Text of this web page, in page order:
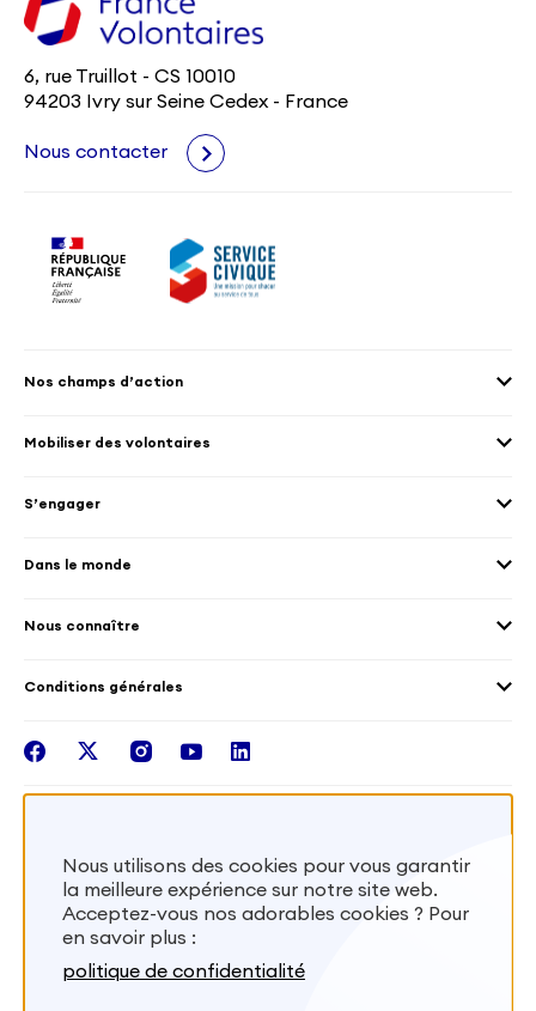
6, rue Truillot - CS 10010
94203 Ivry sur Seine Cedex - France
Nous contacter
Nos champs d’action
Culture et patrimoine
Mobilités croisées
Santé
Mobiliser des volontaires
Accueillir des volontaires
S’engager
Les différents dispositifs de volontariat
Dans le monde
Nous connaître
Les missions de France Volontaires
Intégrer nos équipes
Conditions générales
facebook
twitterinstagram
youtubelinkedin
S'inscrire
Besoin d’aide? Visitez notre foire aux
Nous utilisons des cookies pour vous garantir
la meilleure expérience sur notre site web.
Acceptez-vous nos adorables cookies ? Pour
en savoir plus :
politique de confidentialité